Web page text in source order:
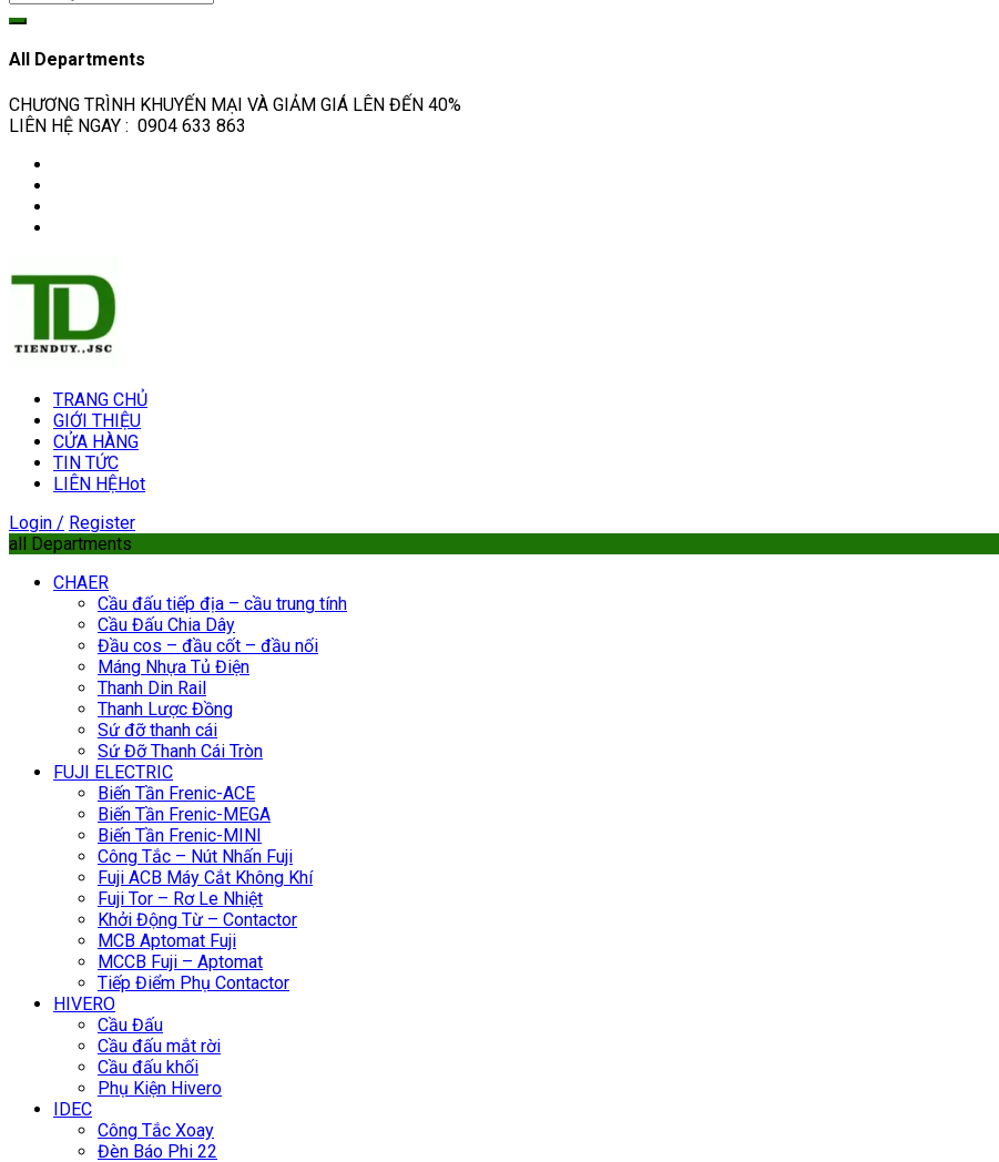
All Departments
CHƯƠNG TRÌNH KHUYẾN MẠI VÀ GIẢM GIÁ LÊN ĐẾN 40%
LIÊN HỆ NGAY : 0904 633 863
TRANG CHỦ
GIỚI THIỆU
CỬA HÀNG
TIN TỨC
LIÊN HỆHot
Login / Register
all Departments
CHAER
Cầu đấu tiếp địa – cầu trung tính
Cầu Đấu Chia Dây
Đầu cos – đầu cốt – đầu nối
Máng Nhựa Tủ Điện
Thanh Din Rail
Thanh Lược Đồng
Sứ đỡ thanh cái
Sứ Đỡ Thanh Cái Tròn
FUJI ELECTRIC
Biến Tần Frenic-ACE
Biến Tần Frenic-MEGA
Biến Tần Frenic-MINI
Công Tắc – Nút Nhấn Fuji
Fuji ACB Máy Cắt Không Khí
Fuji Tor – Rơ Le Nhiệt
Khởi Động Từ – Contactor
MCB Aptomat Fuji
MCCB Fuji – Aptomat
Tiếp Điểm Phụ Contactor
HIVERO
Cầu Đấu
Cầu đấu mắt rời
Cầu đấu khối
Phụ Kiện Hivero
IDEC
Công Tắc Xoay
Đèn Báo Phi 22